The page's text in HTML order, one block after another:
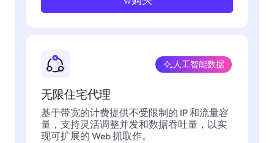
无限住宅代理
人工智能数据
基于带宽的计费提供不受限制的 IP 和流量容
量，支持灵活调整并发和数据吞吐量，以实
现可扩展的 Web 抓取作。